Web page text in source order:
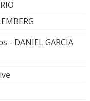
- DANIEL GARCIA